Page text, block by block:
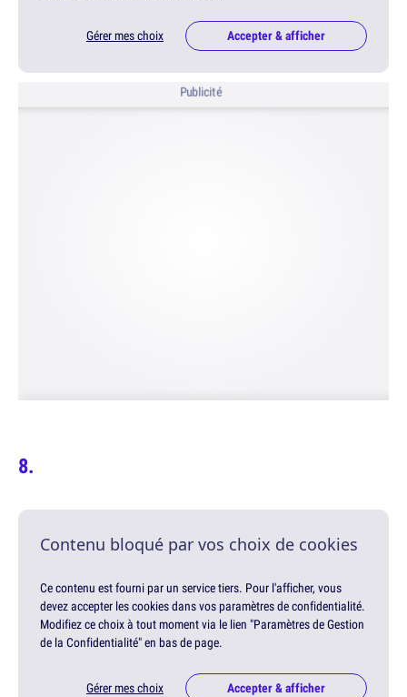
Gérer mes choix Accepter & afficher
Publicité
Contenu bloqué par vos choix de cookies
Ce contenu est fourni par un service tiers. Pour l'afficher, vous
devez accepter les cookies dans vos paramètres de confidentialité.
Modifiez ce choix à tout moment via le lien "Paramètres de Gestion
de la Confidentialité" en bas de page.
Gérer mes choix Accepter & afficher